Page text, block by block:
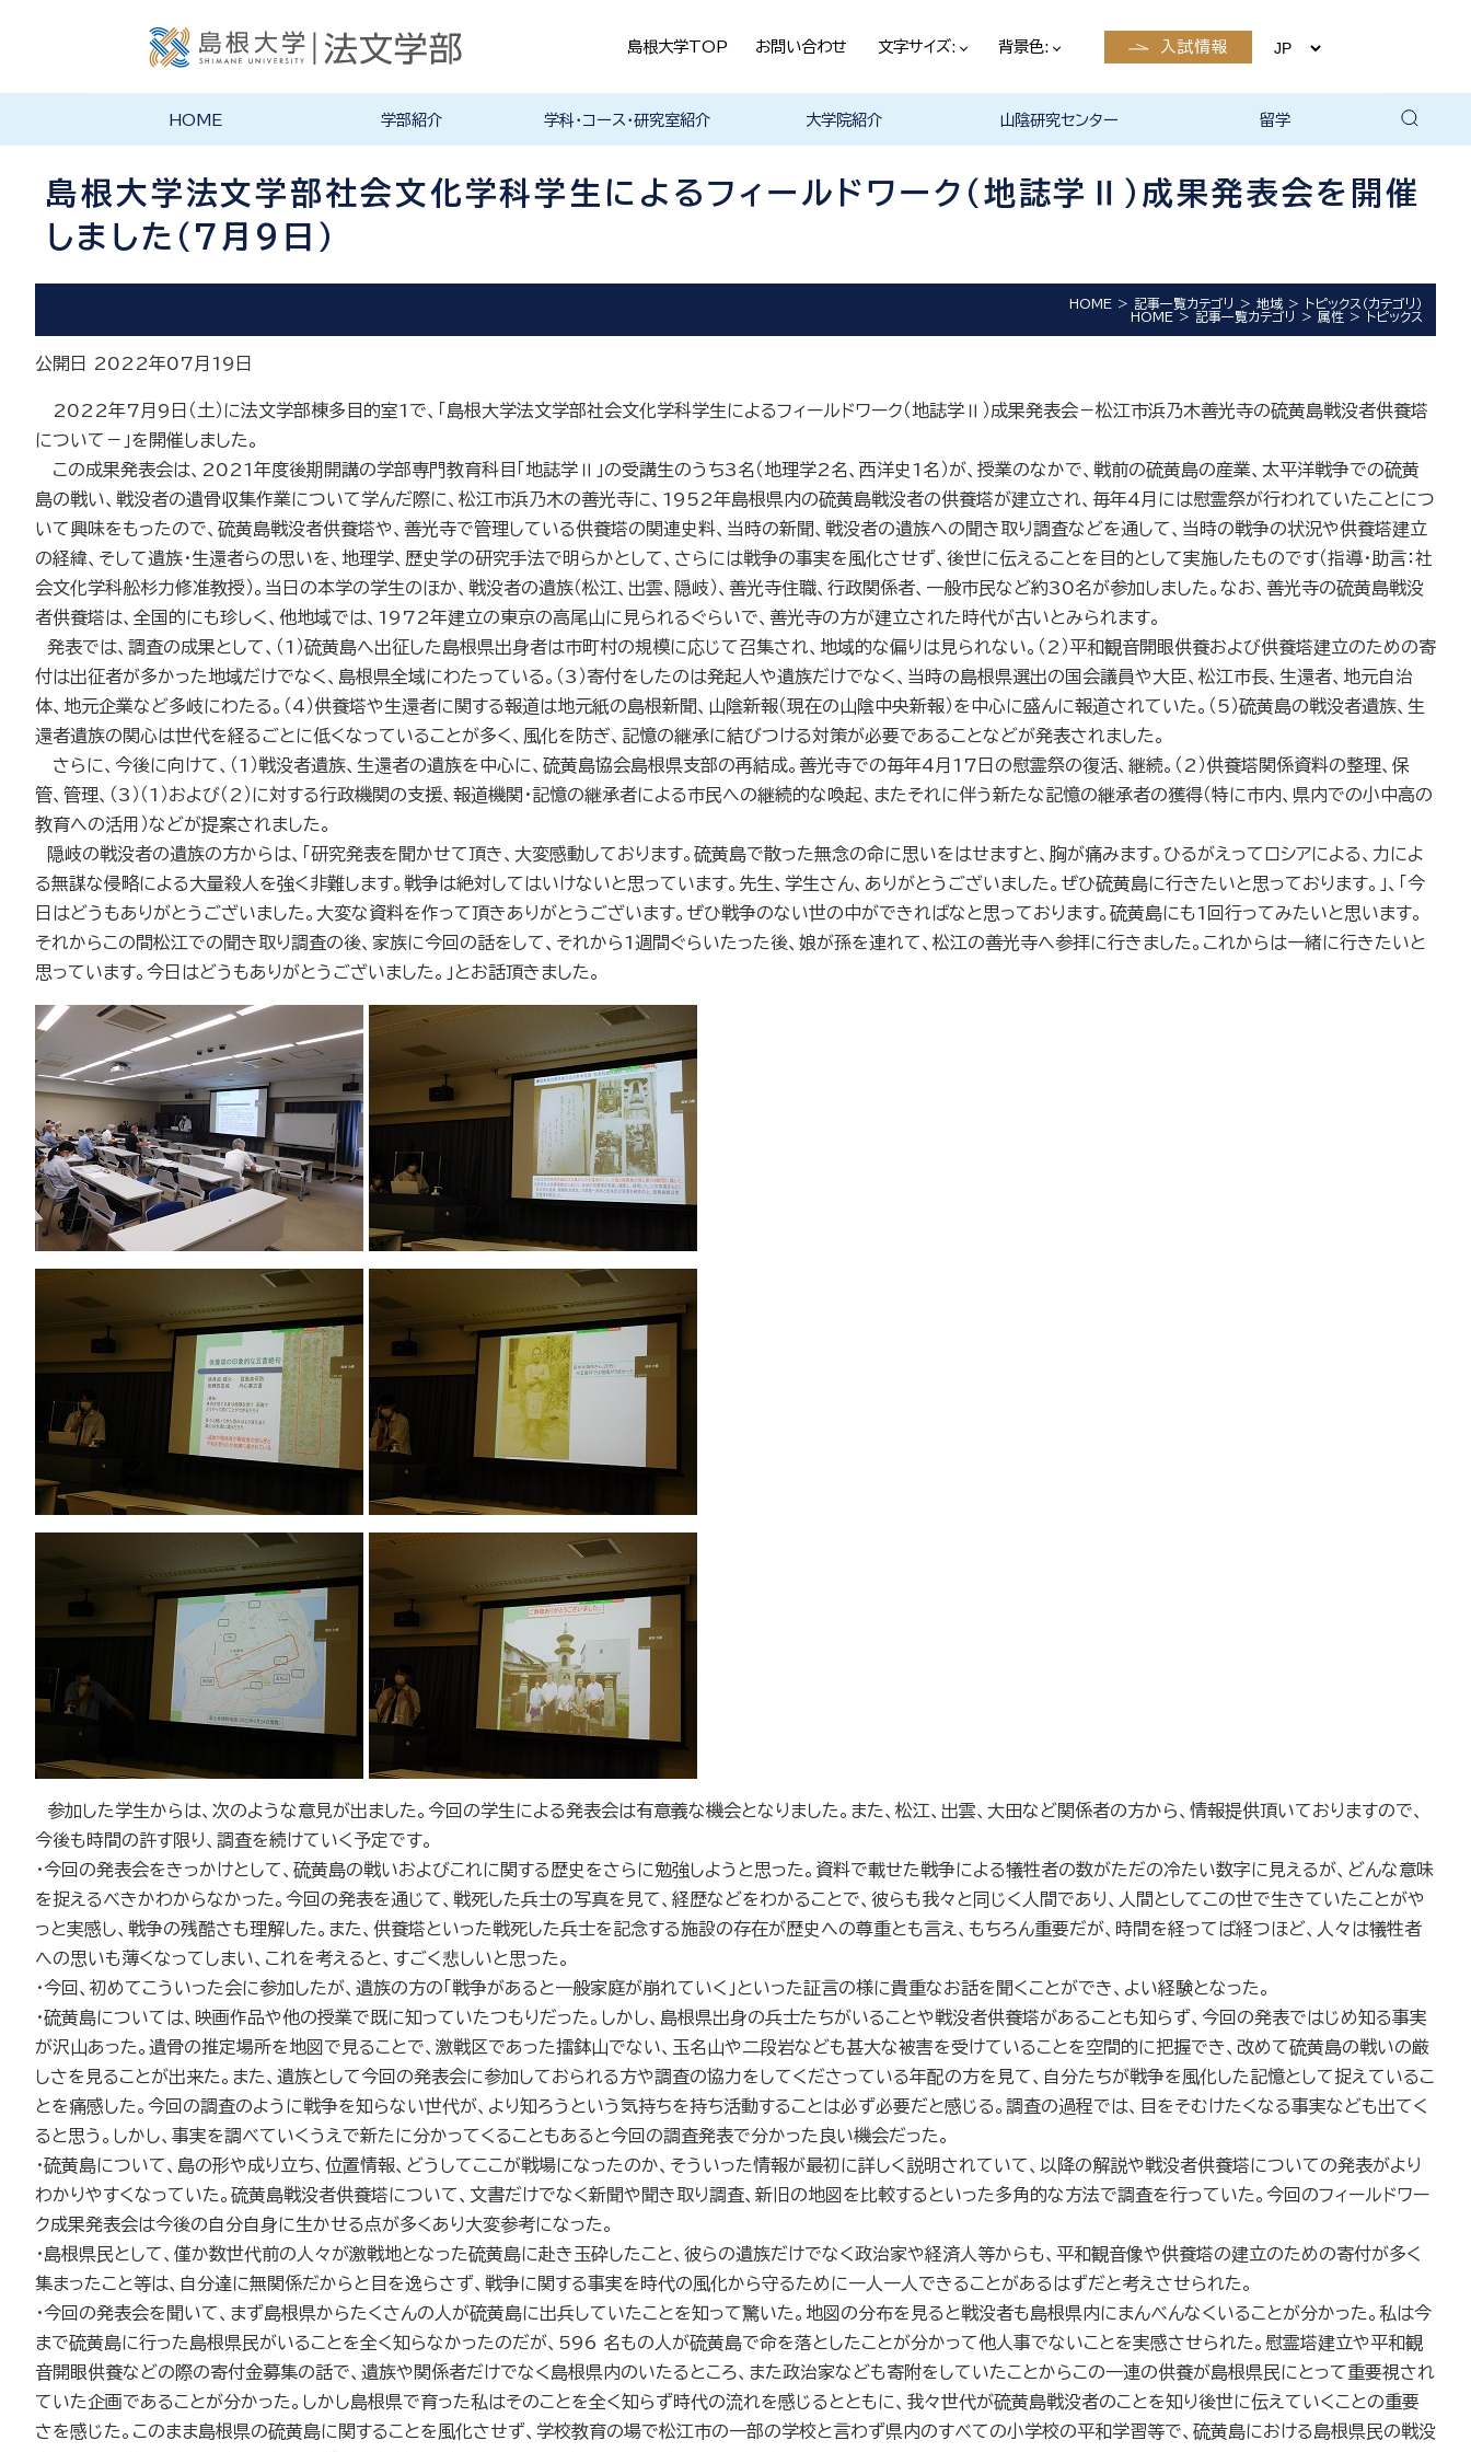
島根大学TOP お問い合わせ 文字サイズ: 背景色: 入試情報
HOME 学部紹介 学科・コース・研究室紹介 大学院紹介 山陰研究センター 留学
島根大学法文学部社会文化学科学生によるフィールドワーク（地誌学Ⅱ）成果発表会を開催
しました（7月9日）
HOME 記事一覧カテゴリ 地域
トピックス（カテゴリ）
HOME
記事一覧カテゴリ 属性 トピックス
公開日 2022年07月19日
2022年7月9日（土）に法文学部棟多目的室1で、「島根大学法文学部社会文化学科学生によるフィールドワーク（地誌学Ⅱ）成果発表会－松江市浜乃木善光寺の硫黄島戦没者供養塔
について－」を開催しました。
この成果発表会は、2021年度後期開講の学部専門教育科目「地誌学Ⅱ」の受講生のうち3名（地理学2名、西洋史1名）が、授業のなかで、戦前の硫黄島の産業、太平洋戦争での硫黄
島の戦い、戦没者の遺骨収集作業について学んだ際に、松江市浜乃木の善光寺に、1952年島根県内の硫黄島戦没者の供養塔が建立され、毎年4月には慰霊祭が行われていたことにつ
いて興味をもったので、硫黄島戦没者供養塔や、善光寺で管理している供養塔の関連史料、当時の新聞、戦没者の遺族への聞き取り調査などを通して、当時の戦争の状況や供養塔建立
の経緯、そして遺族・生還者らの思いを、地理学、歴史学の研究手法で明らかとして、さらには戦争の事実を風化させず、後世に伝えることを目的として実施したものです（指導・助言：社
会文化学科舩杉力修准教授）。当日の本学の学生のほか、戦没者の遺族（松江、出雲、隠岐）、善光寺住職、行政関係者、一般市民など約30名が参加しました。なお、善光寺の硫黄島戦没
者供養塔は、全国的にも珍しく、他地域では、1972年建立の東京の高尾山に見られるぐらいで、善光寺の方が建立された時代が古いとみられます。
発表では、調査の成果として、（1）硫黄島へ出征した島根県出身者は市町村の規模に応じて召集され、地域的な偏りは見られない。（2）平和観音開眼供養および供養塔建立のための寄
付は出征者が多かった地域だけでなく、島根県全域にわたっている。（3）寄付をしたのは発起人や遺族だけでなく、当時の島根県選出の国会議員や大臣、松江市長、生還者、地元自治
体、地元企業など多岐にわたる。（4）供養塔や生還者に関する報道は地元紙の島根新聞、山陰新報（現在の山陰中央新報）を中心に盛んに報道されていた。（5）硫黄島の戦没者遺族、生
還者遺族の関心は世代を経るごとに低くなっていることが多く、風化を防ぎ、記憶の継承に結びつける対策が必要であることなどが発表されました。
さらに、今後に向けて、（1）戦没者遺族、生還者の遺族を中心に、硫黄島協会島根県支部の再結成。善光寺での毎年4月17日の慰霊祭の復活、継続。（2）供養塔関係資料の整理、保
管、管理、（3）（1）および（2）に対する行政機関の支援、報道機関・記憶の継承者による市民への継続的な喚起、またそれに伴う新たな記憶の継承者の獲得（特に市内、県内での小中高の
教育への活用）などが提案されました。
隠岐の戦没者の遺族の方からは、「研究発表を聞かせて頂き、大変感動しております。硫黄島で散った無念の命に思いをはせますと、胸が痛みます。ひるがえってロシアによる、力によ
る無謀な侵略による大量殺人を強く非難します。戦争は絶対してはいけないと思っています。先生、学生さん、ありがとうございました。ぜひ硫黄島に行きたいと思っております。」、「今
日はどうもありがとうございました。大変な資料を作って頂きありがとうございます。ぜひ戦争のない世の中ができればなと思っております。硫黄島にも1回行ってみたいと思います。
それからこの間松江での聞き取り調査の後、家族に今回の話をして、それから1週間ぐらいたった後、娘が孫を連れて、松江の善光寺へ参拝に行きました。これからは一緒に行きたいと
思っています。今日はどうもありがとうございました。」とお話頂きました。
参加した学生からは、次のような意見が出ました。今回の学生による発表会は有意義な機会となりました。また、松江、出雲、大田など関係者の方から、情報提供頂いておりますので、
今後も時間の許す限り、調査を続けていく予定です。
・今回の発表会をきっかけとして、硫黄島の戦いおよびこれに関する歴史をさらに勉強しようと思った。資料で載せた戦争による犠牲者の数がただの冷たい数字に見えるが、どんな意味
を捉えるべきかわからなかった。今回の発表を通じて、戦死した兵士の写真を見て、経歴などをわかることで、彼らも我々と同じく人間であり、人間としてこの世で生きていたことがや
っと実感し、戦争の残酷さも理解した。また、供養塔といった戦死した兵士を記念する施設の存在が歴史への尊重とも言え、もちろん重要だが、時間を経ってば経つほど、人々は犠牲者
への思いも薄くなってしまい、これを考えると、すごく悲しいと思った。
・今回、初めてこういった会に参加したが、遺族の方の「戦争があると一般家庭が崩れていく」といった証言の様に貴重なお話を聞くことができ、よい経験となった。
・硫黄島については、映画作品や他の授業で既に知っていたつもりだった。しかし、島根県出身の兵士たちがいることや戦没者供養塔があることも知らず、今回の発表ではじめ知る事実
が沢山あった。遺骨の推定場所を地図で見ることで、激戦区であった擂鉢山でない、玉名山や二段岩なども甚大な被害を受けていることを空間的に把握でき、改めて硫黄島の戦いの厳
しさを見ることが出来た。また、遺族として今回の発表会に参加しておられる方や調査の協力をしてくださっている年配の方を見て、自分たちが戦争を風化した記憶として捉えているこ
とを痛感した。今回の調査のように戦争を知らない世代が、より知ろうという気持ちを持ち活動することは必ず必要だと感じる。調査の過程では、目をそむけたくなる事実なども出てく
ると思う。しかし、事実を調べていくうえで新たに分かってくることもあると今回の調査発表で分かった良い機会だった。
・硫黄島について、島の形や成り立ち、位置情報、どうしてここが戦場になったのか、そういった情報が最初に詳しく説明されていて、以降の解説や戦没者供養塔についての発表がより
わかりやすくなっていた。硫黄島戦没者供養塔について、文書だけでなく新聞や聞き取り調査、新旧の地図を比較するといった多角的な方法で調査を行っていた。今回のフィールドワー
ク成果発表会は今後の自分自身に生かせる点が多くあり大変参考になった。
・島根県民として、僅か数世代前の人々が激戦地となった硫黄島に赴き玉砕したこと、彼らの遺族だけでなく政治家や経済人等からも、平和観音像や供養塔の建立のための寄付が多く
集まったこと等は、自分達に無関係だからと目を逸らさず、戦争に関する事実を時代の風化から守るために一人一人できることがあるはずだと考えさせられた。
・今回の発表会を聞いて、まず島根県からたくさんの人が硫黄島に出兵していたことを知って驚いた。地図の分布を見ると戦没者も島根県内にまんべんなくいることが分かった。私は今
まで硫黄島に行った島根県民がいることを全く知らなかったのだが、596 名もの人が硫黄島で命を落としたことが分かって他人事でないことを実感させられた。慰霊塔建立や平和観
音開眼供養などの際の寄付金募集の話で、遺族や関係者だけでなく島根県内のいたるところ、また政治家なども寄附をしていたことからこの一連の供養が島根県民にとって重要視され
ていた企画であることが分かった。しかし島根県で育った私はそのことを全く知らず時代の流れを感じるとともに、我々世代が硫黄島戦没者のことを知り後世に伝えていくことの重要
さを感じた。このまま島根県の硫黄島に関することを風化させず、学校教育の場で松江市の一部の学校と言わず県内のすべての小学校の平和学習等で、硫黄島における島根県民の戦没